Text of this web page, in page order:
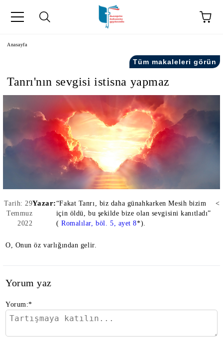
Anasayfa
Tüm makaleleri görün
Tanrı'nın sevgisi istisna yapmaz
Tarih: 29
Temmuz
2022
Yazar:“Fakat Tanrı, biz daha günahkarken Mesih bizim
için öldü, bu şekilde bize olan sevgisini kanıtladı”
( Romalılar, böl. 5, ayet 8*).
<
O, Onun öz varlığından gelir.
Yorum yaz
Yorum:*